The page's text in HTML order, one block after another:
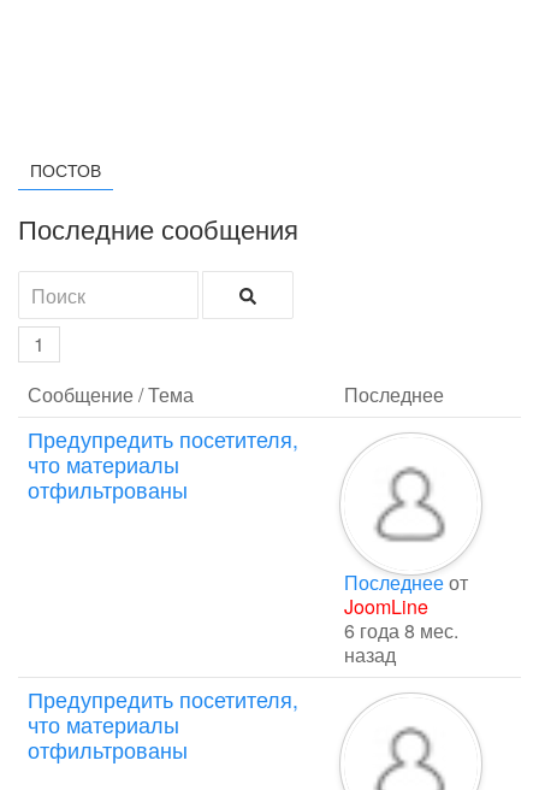
ПОСТОВ
Последние сообщения
1
Сообщение / Тема
Последнее
Предупредить посетителя,
что материалы
отфильтрованы
Последнееот
JoomLine
6 года 8 мес.
назад
Предупредить посетителя,
что материалы
отфильтрованы